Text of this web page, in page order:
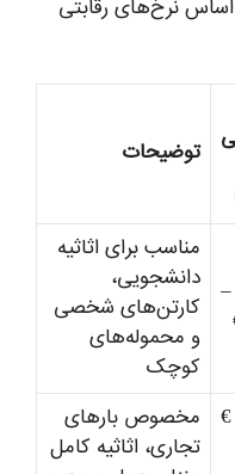
سال ۱۴۰۴/۲۰۲۵ و بر اساس نرخ‌های رقابتی
توضیحات
–
مناسب برای اثاثیه
دانشجویی،
کارتن‌های شخصی
و محموله‌های
کوچک
۳,۹۰۰ €
مخصوص بارهای
تجاری، اثاثیه کامل